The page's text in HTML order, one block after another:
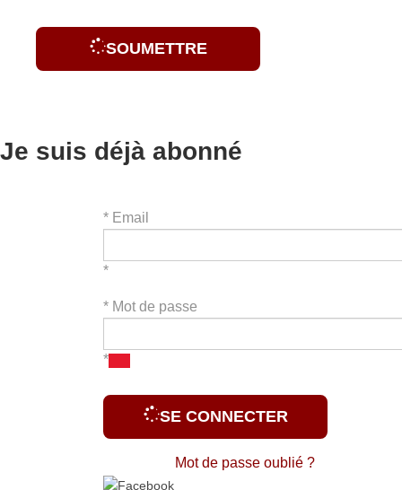
SOUMETTRE
Je suis déjà abonné
* Email
*
* Mot de passe
*
SE CONNECTER
Mot de passe oublié ?